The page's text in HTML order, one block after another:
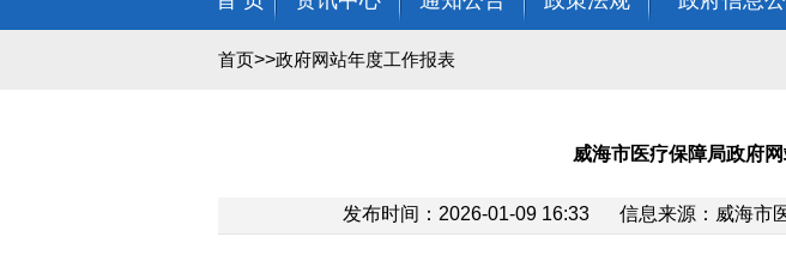
首页>>政府网站年度工作报表
威海市医疗保障局政府
发布时间：2026-01-09 16:33 信息来源： 威海市